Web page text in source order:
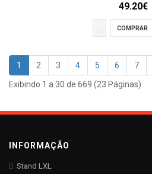
49.20€
COMPRAR
1 2 3 4 5 6 7
Exibindo 1 a 30 de 669 (23 Páginas)
INFORMAÇÃO
Stand LXL